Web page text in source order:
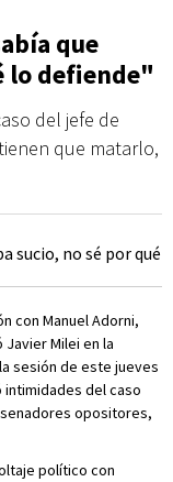
que
lo defiende"
del jefe de
que matarlo,
con Manuel Adorni,
Milei en la
sesión de este jueves
intimidades del caso
opositores,
político con